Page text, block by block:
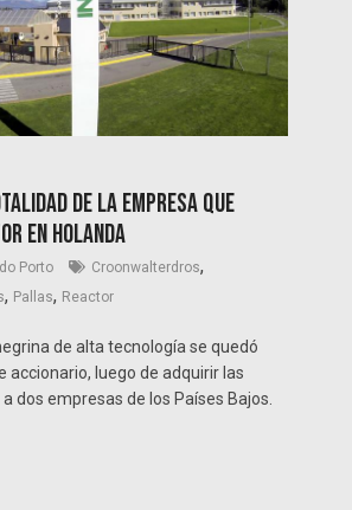
de la empresa que
en Holanda
Porto Croonwalterdros,
, Pallas, Reactor
de alta tecnología se quedó
accionario, luego de adquirir las
dos empresas de los Países Bajos.